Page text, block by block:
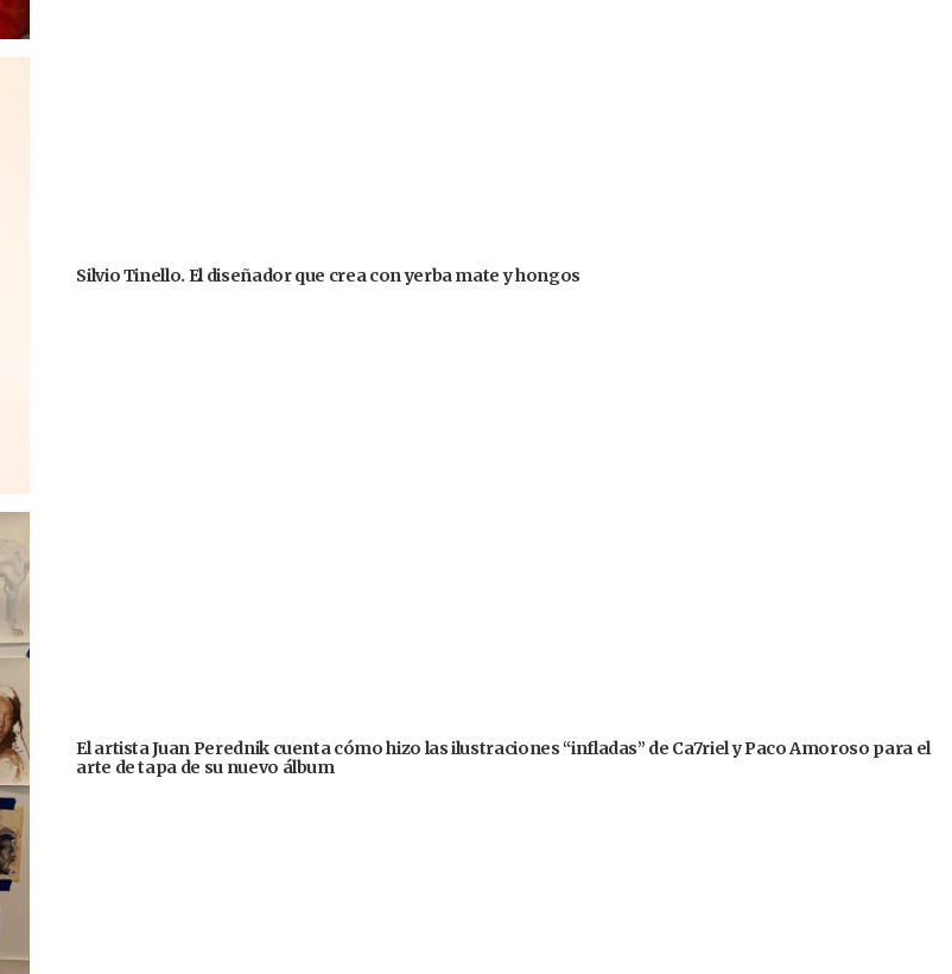
Silvio Tinello. El diseñador que crea con yerba mate y hongos
El artista Juan Perednik cuenta cómo hizo las ilustraciones “infladas” de Ca7riel y Paco Amoroso para el
arte de tapa de su nuevo álbum